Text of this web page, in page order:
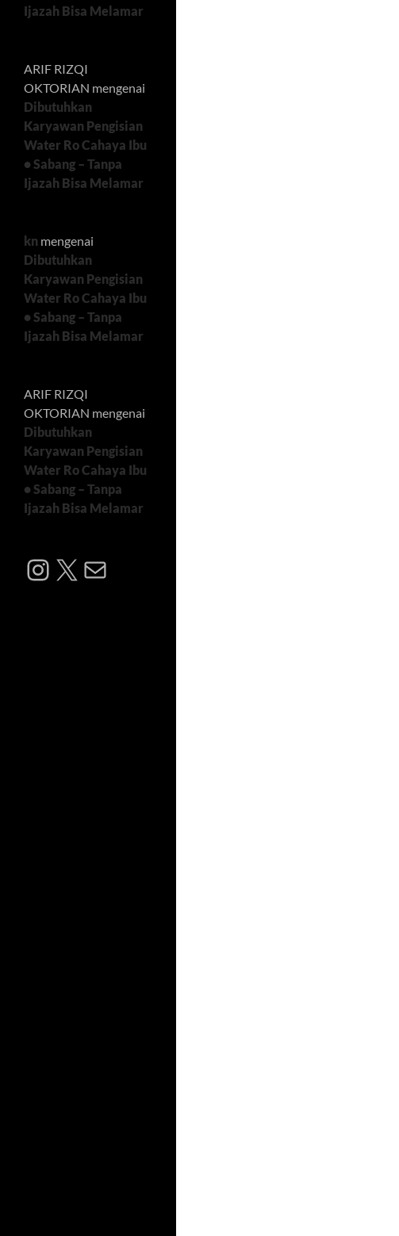
Ijazah Bisa Melamar
ARIF RIZQI
OKTORIAN mengenai
Dibutuhkan
Karyawan Pengisian
Water Ro Cahaya Ibu
• Sabang – Tanpa
Ijazah Bisa Melamar
kn mengenai
Dibutuhkan
Karyawan Pengisian
Water Ro Cahaya Ibu
• Sabang – Tanpa
Ijazah Bisa Melamar
ARIF RIZQI
OKTORIAN mengenai
Dibutuhkan
Karyawan Pengisian
Water Ro Cahaya Ibu
• Sabang – Tanpa
Ijazah Bisa Melamar
Instagram
X Mail